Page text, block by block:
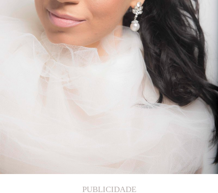
PUBLICIDADE